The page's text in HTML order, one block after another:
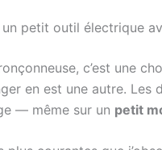
petit outil électrique
c’est une
en est une autre.
— même sur un petit